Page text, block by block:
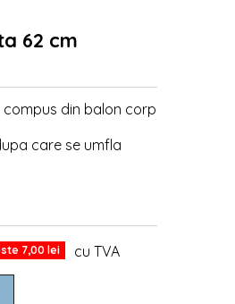
62 cm
din balon corp
care se umfla
7,00 lei cu TVA